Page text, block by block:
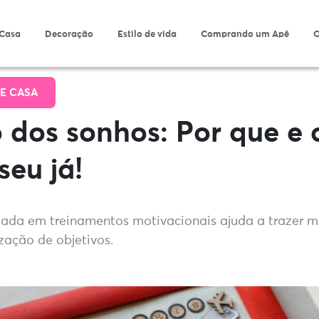
Decoração Estilo de vida Comprando um Apê
CASA
sonhos: Por que e
já!
em treinamentos motivacionais ajuda a trazer
de objetivos.